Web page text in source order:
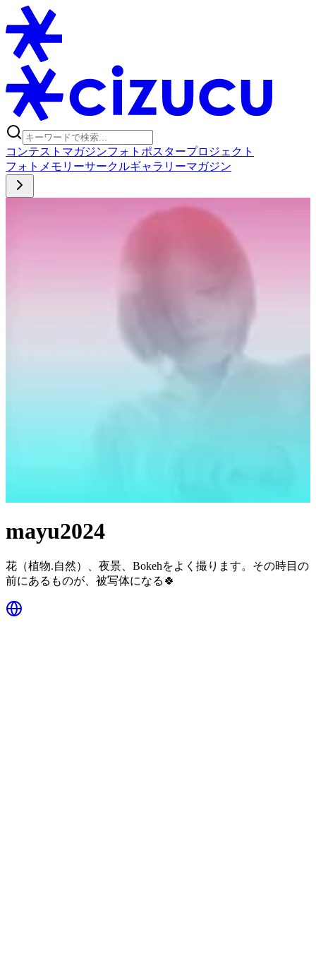
コンテスト マガジンフォトポスタープロジェクト
フォト メモリーサークルギャラリーマガジン
mayu2024
花（植物.自然）、夜景、Bokehをよく撮ります。その時目の
前にあるものが、被写体になる🍀